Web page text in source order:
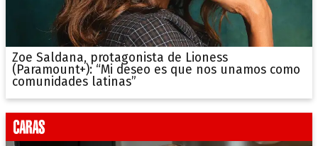
Zoe Saldana, protagonista de Lioness
(Paramount+): “Mi deseo es que nos unamos como
comunidades latinas”